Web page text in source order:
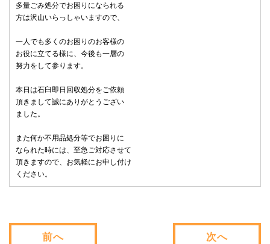
多量ごみ処分でお困りになられる
方は沢山いらっしゃいますので、
一人でも多くのお困りのお客様の
お役に立てる様に、今後も一層の
努力をして参ります。
本日は石臼即日回収処分をご依頼
頂きまして誠にありがとうござい
ました。
また何か不用品処分等でお困りに
なられた時には、至急ご対応させて
頂きますので、お気軽にお申し付け
ください。
前へ 次へ